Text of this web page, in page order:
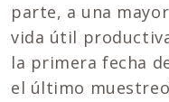
parte, a una
vida útil
la primera fecha
el último